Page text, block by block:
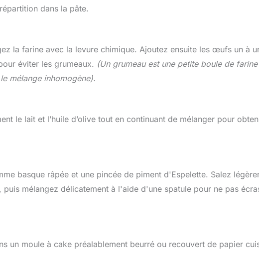
dans la pâte.
la farine avec la levure chimique. Ajoutez ensuite les œufs un à
éviter les grumeaux. (Un grumeau est une petite boule de
mélange inhomogène).
le lait et l’huile d’olive tout en continuant de mélanger pour
basque râpée et une pincée de piment d'Espelette. Salez
mélangez délicatement à l'aide d'une spatule pour ne pas
un moule à cake préalablement beurré ou recouvert de papier